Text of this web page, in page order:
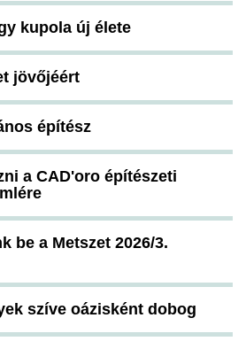
kupola új élete
jövőjéért
építész
a CAD'oro építészeti
be a Metszet 2026/3.
szíve oázisként dobog